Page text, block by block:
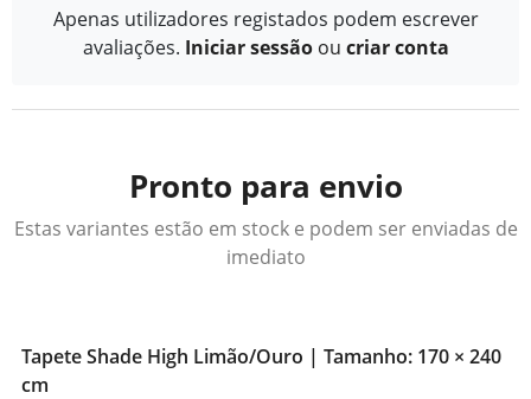
Apenas utilizadores registados podem escrever
avaliações. Iniciar sessão ou criar conta
Pronto para envio
Estas variantes estão em stock e podem ser enviadas de
imediato
Tapete Shade High Limão/Ouro | Tamanho: 170 × 240
cm